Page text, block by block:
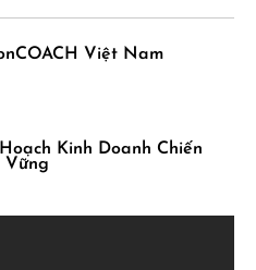
Việt Nam
Kinh Doanh Chiến
Vững